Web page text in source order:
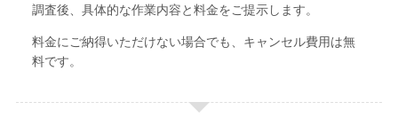
調査後、具体的な作業内容と料金をご提示します。
料金にご納得いただけない場合でも、キャンセル費用は無
料です。